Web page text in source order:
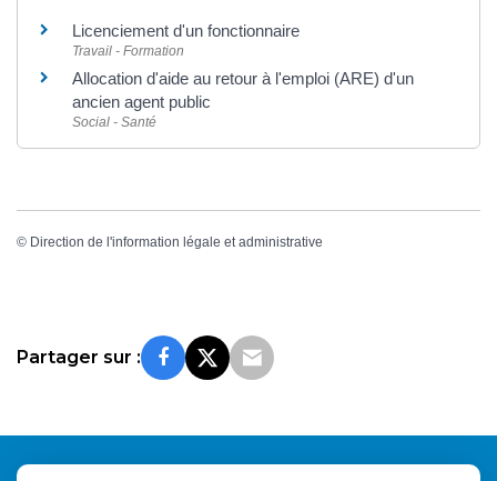
Licenciement d'un fonctionnaire
Travail - Formation
Allocation d'aide au retour à l'emploi (ARE) d'un
ancien agent public
Social - Santé
© Direction de l'information légale et administrative
Partager sur :